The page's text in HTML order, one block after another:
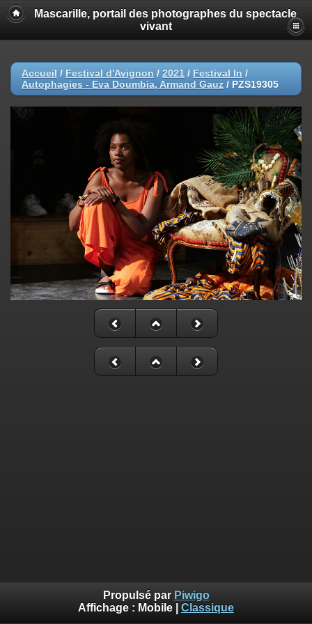
Mascarille, portail des photographes du spectacle
vivant
Accueil / Festival d'Avignon / 2021 / Festival In /
Autophagies - Eva Doumbia, Armand Gauz / PZS19305
Propulsé par Piwigo
Affichage : Mobile Classique